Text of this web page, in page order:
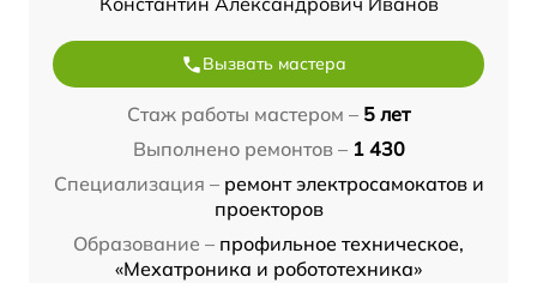
Вызвать мастера
Стаж работы мастером – 5 лет
Выполнено ремонтов – 1 430
Специализация – ремонт электросамокатов и
проекторов
Образование – профильное техническое,
«Мехатроника и робототехника»